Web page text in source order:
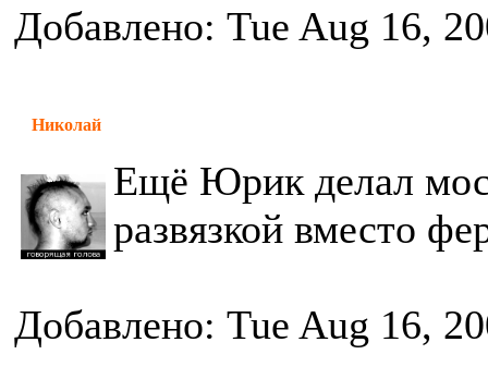
Добавлено: Tue Aug 16,
Николай
Ещё Юрик делал
развязкой вместо
Добавлено: Tue Aug 16,